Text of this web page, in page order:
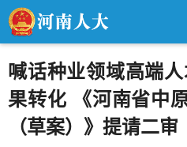
喊话种业领域高端
果转化 《河南省中
（草案）》提请二审